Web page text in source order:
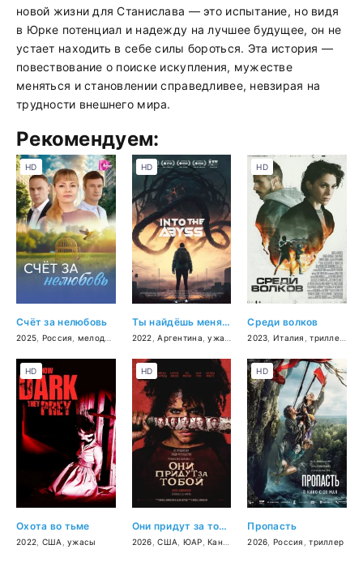
новой жизни для Станислава — это испытание, но видя
в Юрке потенциал и надежду на лучшее будущее, он не
устает находить в себе силы бороться. Эта история —
повествование о поиске искупления, мужестве
меняться и становлении справедливее, невзирая на
трудности внешнего мира.
Рекомендуем:
Счёт за нелюбовь
2025 Россия мелодрама
HD
Ты найдёшь меня в глубине бездны
2022 ,Аргентина ,ужасы фантастика,драма
HD
Среди волков
2023 Италия ,триллер
HD
Охота во тьме
2022 США ,ужасы
HD
Они придут за тобой
2026 ,США ЮАР ,Канада комедия,ужасы,боевик
HD
Пропасть
2026 Россия ,триллер
HD